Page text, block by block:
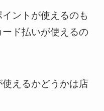
ントが使えるのも
ド払いが使えるの
えるかどうかは店